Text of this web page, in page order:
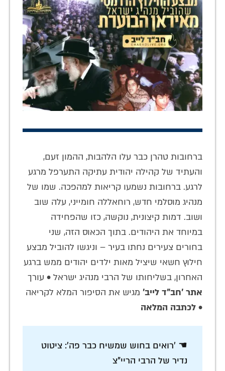
ברחובות טהרן כבר עלו הלהבות, ההמון זעם,
והעתיד של קהילה יהודית עתיקה התערפל מרגע
לרגע. ברחובות נשמעו קריאות למהפכה. שמו של
מנהיג מוסלמי חדש, רוחאללה חומייני, עלה שוב
ושוב. דמות קיצונית, נוקשה, כזו שהפחידה
במיוחד את היהודים. בתוך הכאוס הזה, שני
בחורים צעירים נחתו בעיר – וניגשו להוביל מבצע
חילוץ חשאי שיציל מאות ילדים יהודים ממש ברגע
האחרון, בשליחותו של הרבי מנהיג ישראל • עורך
אתר 'חב"ד לייב' מגיש את הסיפור המלא לקריאה
• לכתבה המלאה
☚ 'רואים בחוש שמשיח כבר פה': ציטוט
נדיר של הרבי הריי"צ